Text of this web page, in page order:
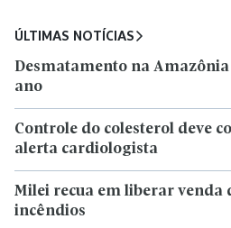
ÚLTIMAS NOTÍCIAS
Desmatamento na
ano
Controle do colesterol deve
alerta cardiologista
Milei recua em liberar venda
incêndios